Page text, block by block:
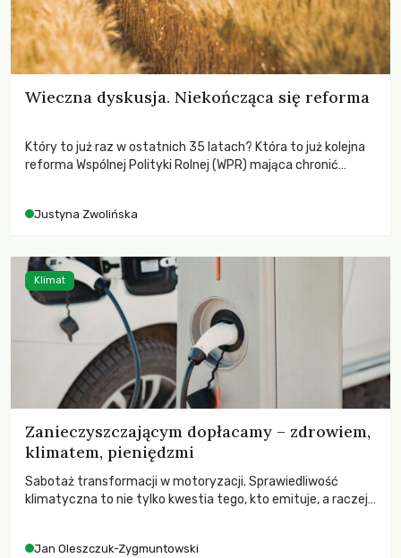
Wieczna dyskusja. Niekończąca się reforma
Który to już raz w ostatnich 35 latach? Która to już kolejna
reforma Wspólnej Polityki Rolnej (WPR) mająca chronić
Justyna Zwolińska
Zanieczyszczającym dopłacamy – zdrowiem,
klimatem, pieniędzmi
Sabotaż transformacji w motoryzacji. Sprawiedliwość
klimatyczna to nie tylko kwestia tego, kto emituje, a raczej
Jan Oleszczuk-Zygmuntowski
Klimat